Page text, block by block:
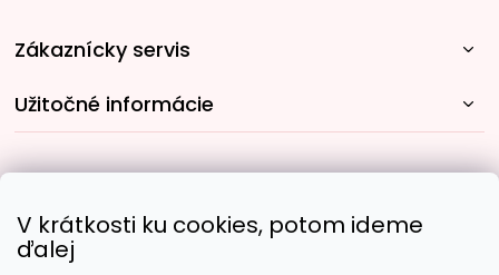
V krátkosti ku cookies, potom ideme
ďalej
Zákaznícky servis
Užitočné informácie